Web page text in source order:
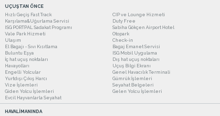
UÇUŞTAN ÖNCE
Hızlı Geçiş Fast Track
CIP ve Lounge Hizmeti
Karşılama&Uğurlama Servisi
Duty Free
ISG PORTPAL Sadakat Programı
Sabiha Gökçen Airport Hotel
Vale Park Hizmeti
Otopark
Ulaşım
Check-in
El Bagajı - Sıvı Kısıtlama
Bagaj Emanet Servisi
Buluntu Eşya
ISG Mobil Uygulama
İç hat uçuş noktaları
Dış hat uçuş noktaları
Havayolları
Uçuş Bilgi Ekranı
Engelli Yolcular
Genel Havacılık Terminali
Yurtdışı Çıkış Harcı
Gümrük İşlemleri
Vize İşlemleri
Seyahat Belgeleri
Giden Yolcu İşlemleri
Gelen Yolcu İşlemleri
Evcil Hayvanlarla Seyahat
HAVALİMANINDA